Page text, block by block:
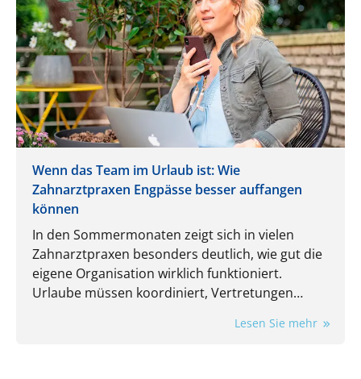
Wenn das Team im Urlaub ist: Wie
Zahnarztpraxen Engpässe besser auffangen
können
In den Sommermonaten zeigt sich in vielen
Zahnarztpraxen besonders deutlich, wie gut die
eigene Organisation wirklich funktioniert.
Urlaube müssen koordiniert, Vertretungen
zuverlässig erledigt werden. Gerade dann wird
Lesen Sie mehr